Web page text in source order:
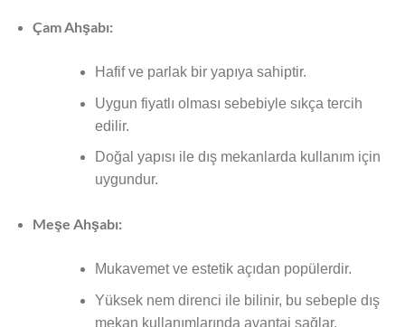
Çam Ahşabı:
Hafif ve parlak bir yapıya sahiptir.
Uygun fiyatlı olması sebebiyle sıkça tercih
edilir.
Doğal yapısı ile dış mekanlarda kullanım için
uygundur.
Meşe Ahşabı:
Mukavemet ve estetik açıdan popülerdir.
Yüksek nem direnci ile bilinir, bu sebeple dış
mekan kullanımlarında avantaj sağlar.